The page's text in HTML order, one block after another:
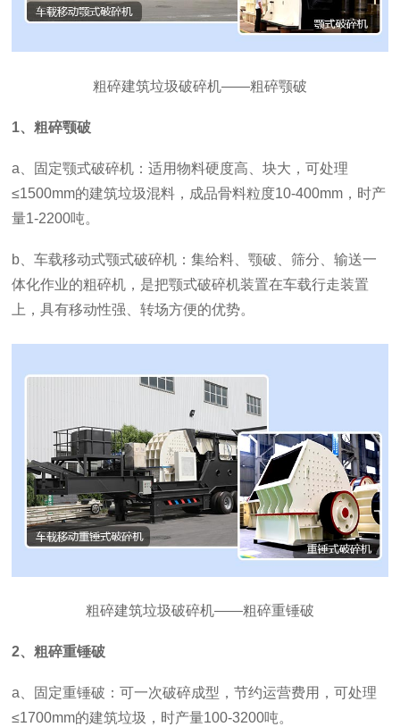
粗碎建筑垃圾破碎机——粗碎颚破
1、粗碎颚破
a、固定颚式破碎机：适用物料硬度高、块大，可处理
≤1500mm的建筑垃圾混料，成品骨料粒度10-400mm，时产
量1-2200吨。
b、车载移动式颚式破碎机：集给料、颚破、筛分、输送一
体化作业的粗碎机，是把颚式破碎机装置在车载行走装置
上，具有移动性强、转场方便的优势。
粗碎建筑垃圾破碎机——粗碎重锤破
2、粗碎重锤破
a、固定重锤破：可一次破碎成型，节约运营费用，可处理
≤1700mm的建筑垃圾，时产量100-3200吨。